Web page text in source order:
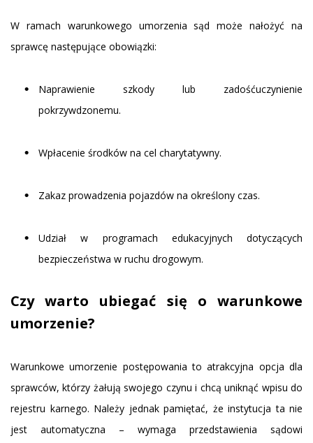
W ramach warunkowego umorzenia sąd może nałożyć na
sprawcę następujące obowiązki:
Naprawienie szkody lub zadośćuczynienie
pokrzywdzonemu.
Wpłacenie środków na cel charytatywny.
Zakaz prowadzenia pojazdów na określony czas.
Udział w programach edukacyjnych dotyczących
bezpieczeństwa w ruchu drogowym.
Czy warto ubiegać się o warunkowe
umorzenie?
Warunkowe umorzenie postępowania to atrakcyjna opcja dla
sprawców, którzy żałują swojego czynu i chcą uniknąć wpisu do
rejestru karnego. Należy jednak pamiętać, że instytucja ta nie
jest automatyczna – wymaga przedstawienia sądowi